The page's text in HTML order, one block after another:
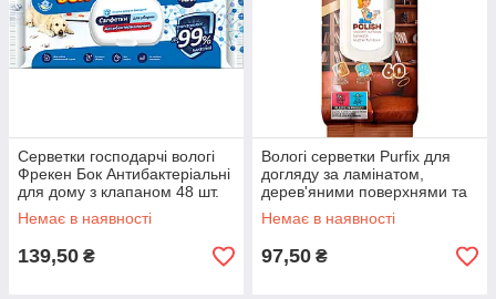
Серветки господарчі вологі
Фрекен Бок Антибактеріальні
для дому з клапаном 48 шт.
Немає в наявності
139,50 ₴
Вологі серветки Purfix для
догляду за ламінатом,
дерев'яними поверхнями та
шкіряними меблями 60 шт
Немає в наявності
97,50 ₴